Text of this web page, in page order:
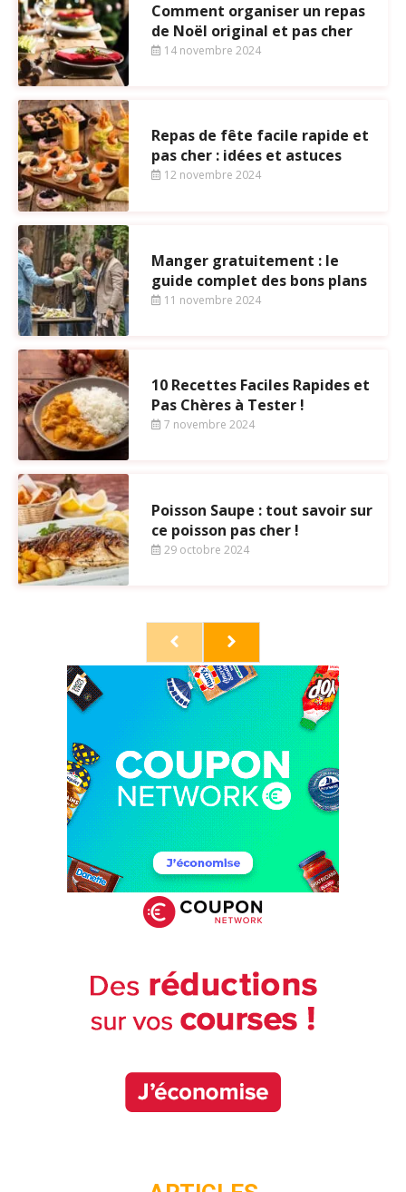
Comment organiser un repas
de Noël original et pas cher
14 novembre 2024
Repas de fête facile rapide et
pas cher : idées et astuces
12 novembre 2024
Manger gratuitement : le
guide complet des bons plans
11 novembre 2024
10 Recettes Faciles Rapides et
Pas Chères à Tester !
7 novembre 2024
Poisson Saupe : tout savoir sur
ce poisson pas cher !
29 octobre 2024